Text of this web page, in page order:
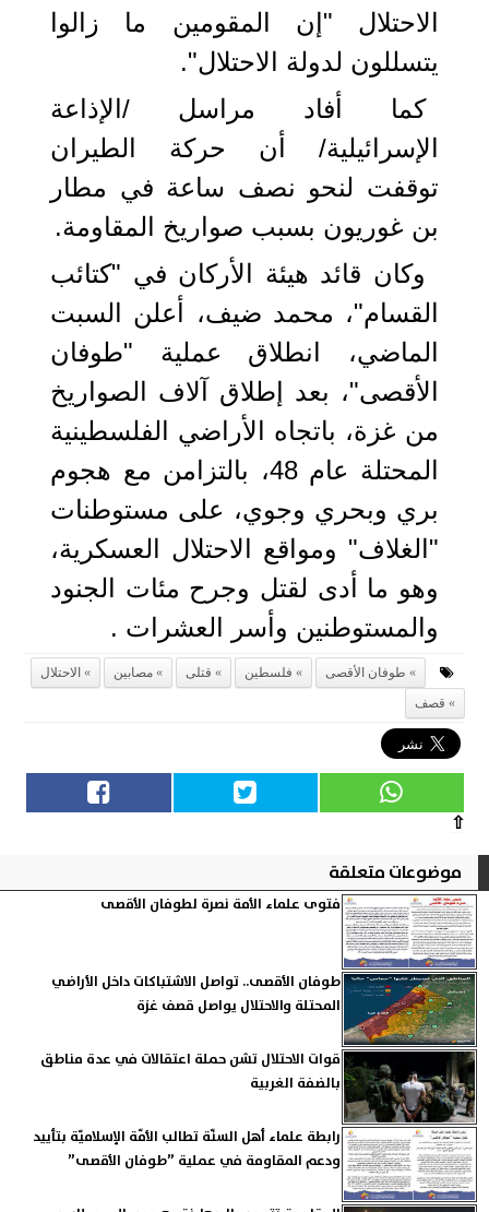
الاحتلال "إن المقومين ما زالوا
يتسللون لدولة الاحتلال".
كما أفاد مراسل /الإذاعة
الإسرائيلية/ أن حركة الطيران
توقفت لنحو نصف ساعة في مطار
بن غوريون بسبب صواريخ المقاومة.
وكان قائد هيئة الأركان في "كتائب
القسام"، محمد ضيف، أعلن السبت
الماضي، انطلاق عملية "طوفان
الأقصى"، بعد إطلاق آلاف الصواريخ
من غزة، باتجاه الأراضي الفلسطينية
المحتلة عام 48، بالتزامن مع هجوم
بري وبحري وجوي، على مستوطنات
"الغلاف" ومواقع الاحتلال العسكرية،
وهو ما أدى لقتل وجرح مئات الجنود
والمستوطنين وأسر العشرات .
طوفان الأقصى فلسطين قتلى مصابين
الاحتلال
قصف
⇧
موضوعات متعلقة
فتوى علماء الأمة نصرة لطوفان الأقصى
طوفان الأقصى.. تواصل الاشتباكات داخل الأراضي
المحتلة والاحتلال يواصل قصف غزة
قوات الاحتلال تشن حملة اعتقالات في عدة مناطق
بالضفة الغربية
رابطة علماء أهل السنّة تطالب الأمّة الإسلاميّة بتأييد
ودعم المقاومة في عملية ”طوفان الأقصى”